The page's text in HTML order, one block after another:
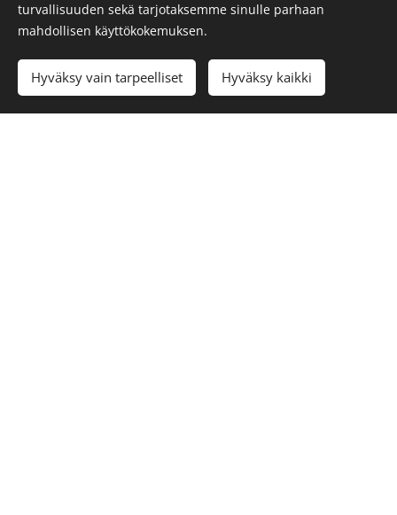
turvallisuuden sekä tarjotaksemme sinulle parhaan
mahdollisen käyttökokemuksen.
Hyväksy vain tarpeelliset Hyväksy kaikki